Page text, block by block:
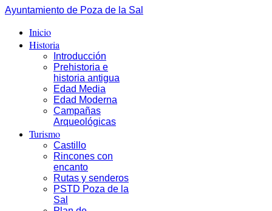
Ayuntamiento de Poza de la Sal
Inicio
Historia
Introducción
Prehistoria e
historia antigua
Edad Media
Edad Moderna
Campañas
Arqueológicas
Turismo
Castillo
Rincones con
encanto
Rutas y senderos
PSTD Poza de la
Sal